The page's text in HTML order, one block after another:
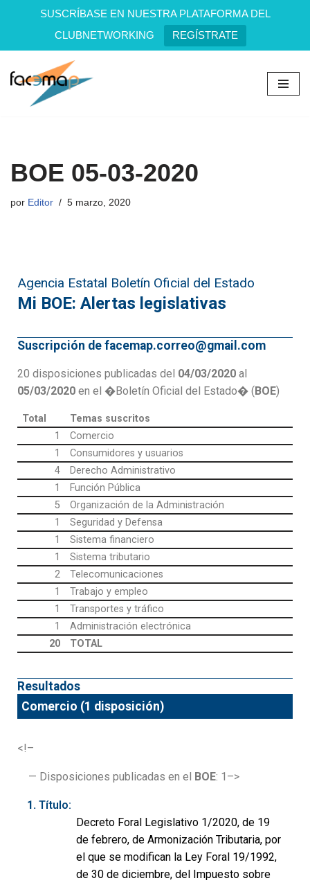
SUSCRÍBASE EN NUESTRA PLATAFORMA DEL
CLUBNETWORKING
REGÍSTRATE
Saltar
BOE 05-03-2020
por Editor 5 marzo, 2020
Agencia Estatal Boletín Oficial del Estado
Mi BOE: Alertas legislativas
Suscripción de facemap.correo@gmail.com
20 disposiciones publicadas del 04/03/2020 al
05/03/2020 en el �Boletín Oficial del Estado� ( BOE)
Total
Temas suscritos
1
Comercio
1
Consumidores y usuarios
4
Derecho Administrativo
1
Función Pública
5
Organización de la Administración
1
Seguridad y Defensa
1
Sistema financiero
1
Sistema tributario
2
Telecomunicaciones
1
Trabajo y empleo
1
Transportes y tráfico
1
Administración electrónica
20
TOTAL
Resultados
Comercio (1 disposición)
<!–
— Disposiciones publicadas en el BOE: 1–>
Título:
Decreto Foral Legislativo 1/2020, de 19
de febrero, de Armonización Tributaria, por
el que se modifican la Ley Foral 19/1992,
de 30 de diciembre, del Impuesto sobre